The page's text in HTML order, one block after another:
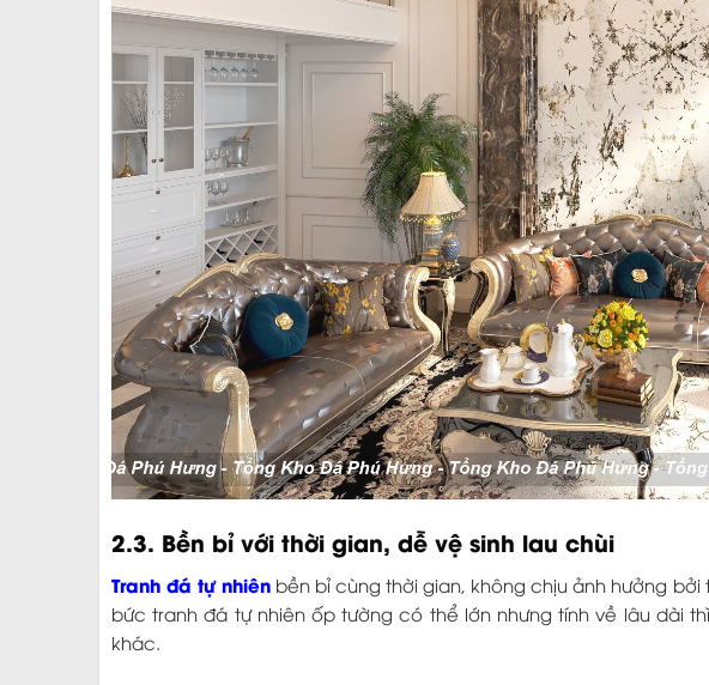
2.3. Bền bỉ với thời gian, dễ vệ sinh lau chùi
Tranh đá tự nhiên bền bỉ cùng thời gian, không chịu ảnh hưởng
bức tranh đá tự nhiên ốp tường có thể lớn nhưng tính về lâu dài
khác.